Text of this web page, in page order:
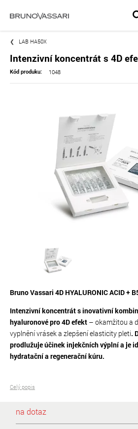
LAB HA50X
Intenzivní koncentrát s 4D
Kód produku: 1048
Bruno Vassari 4D HYALURONIC ACID +
Intenzivní koncentrát s inovativní
hyaluronové pro 4D efekt – okamžitou a
vyplnění vrásek a zlepšení elasticity pleti.
prodlužuje účinek injekčních výplní a je
hydratační a regenerační kúru.
Celý popis
na dotaz